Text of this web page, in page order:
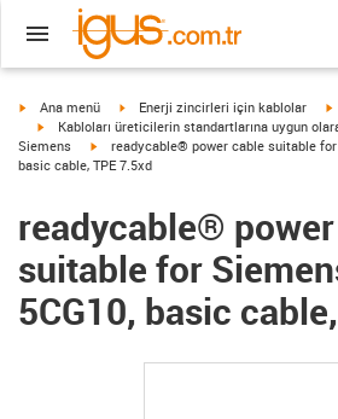
igus-icon-arrow-right
Ana menü igus-icon-arrow-right
Enerji zincirleri için kablolar
igus-icon-arrow-right
Kabloları üreticilerin standartlarına uygun
Siemens
igus-icon-arrow-right
readycable® power cable suitable for
basic cable, TPE 7.5xd
readycable®
suitable for
5CG10, basic